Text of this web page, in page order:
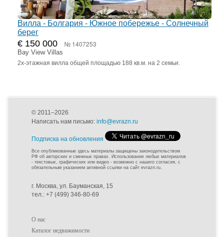
Вилла - Болгария - Южное побережье - Солнечный
берег
€ 150 000 № 1407253
Bay View Villas
2х-этажная вилла общей площадью 188 кв.м. на 2 семьи.
© 2011–2026
Написать нам письмо: info@evrazn.ru
Подписка на обновления
Все опубликованные здесь материалы защищены законодательством
РФ об авторских и смежных правах. Использование любых материалов
- текстовых, графических или видео - возможно с нашего согласия, с
обязательным указанием активной ссылки на сайт evrazn.ru.
г. Москва, ул. Бауманская, 15
тел.: +7 (499) 346-80-69
О нас
Каталог недвижимости